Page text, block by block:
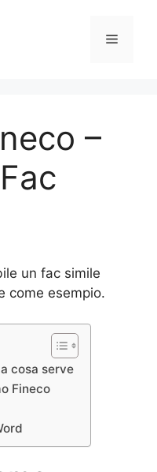
Menu
–
un fac simile
come esempio.
cosa serve
Fineco